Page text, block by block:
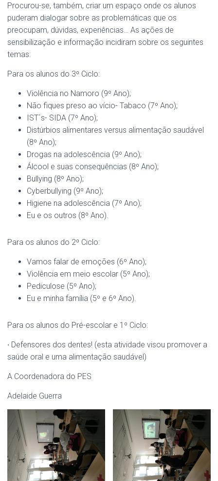
Procurou-se, também, criar um espaço onde os alunos
puderam dialogar sobre as problemáticas que os
preocupam, dúvidas, experiências… As ações de
sensibilização e informação incidiram sobre os seguintes
temas:
Para os alunos do 3º Ciclo:
Violência no Namoro (9º Ano);
Não fiques preso ao vício- Tabaco (7º Ano);
IST´s- SIDA (7º Ano);
Distúrbios alimentares versus alimentação saudável
(8º Ano);
Drogas na adolescência (9º Ano);
Álcool e suas consequências (8º Ano);
Bullying (8º Ano);
Cyberbullying (9º Ano);
Higiene na adolescência (7º Ano);
Eu e os outros (8º Ano).
Para os alunos do 2º Ciclo:
Vamos falar de emoções (6º Ano);
Violência em meio escolar (5º Ano);
Pediculose (5º Ano);
Eu e minha família (5º e 6º Ano).
Para os alunos do Pré-escolar e 1º Ciclo:
· Defensores dos dentes! (esta atividade visou promover a
saúde oral e uma alimentação saudável)
A Coordenadora do PES
Adelaide Guerra